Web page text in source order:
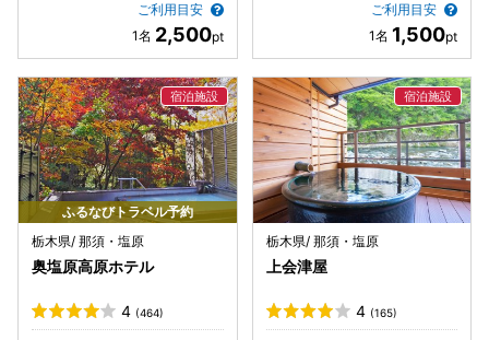
ご利用目安
2,500
ご利用目安
1,500
ふるなびトラベル予約
栃木県/ 那須・塩原
奥塩原高原ホテル
4 (464)
栃木県/ 那須・塩原
上会津屋
4 (165)